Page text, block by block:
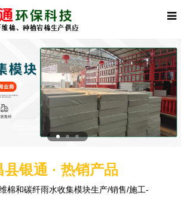
县银通 · 热销产品
棉和碳纤雨水收集模块生产/销售/施工-